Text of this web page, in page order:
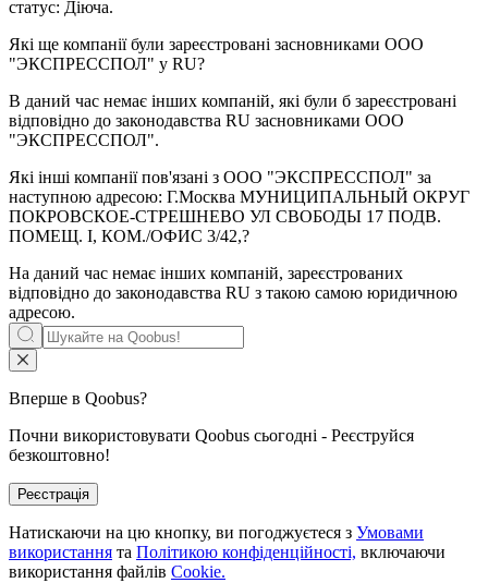
статус: Діюча.
Які ще компанії були зареєстровані засновниками ООО
"ЭКСПРЕССПОЛ" у RU?
В даний час немає інших компаній, які були б зареєстровані
відповідно до законодавства RU засновниками ООО
"ЭКСПРЕССПОЛ".
Які інші компанії пов'язані з ООО "ЭКСПРЕССПОЛ" за
наступною адресою: Г.Москва МУНИЦИПАЛЬНЫЙ ОКРУГ
ПОКРОВСКОЕ-СТРЕШНЕВО УЛ СВОБОДЫ 17 ПОДВ.
ПОМЕЩ. I, КОМ./ОФИС 3/42,?
На даний час немає інших компаній, зареєстрованих
відповідно до законодавства RU з такою самою юридичною
адресою.
Вперше в Qoobus?
Почни використовувати Qoobus сьогодні - Реєструйся
безкоштовно!
Реєстрація
Натискаючи на цю кнопку, ви погоджуєтеся з Умовами
використання та Політикою конфіденційності, включаючи
використання файлів Cookie.